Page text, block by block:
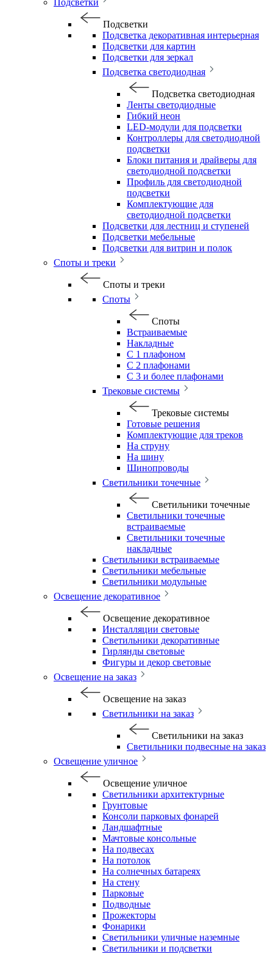
Подсветки
Подсветки
Подсветка декоративная интерьерная
Подсветки для картин
Подсветки для зеркал
Подсветка светодиодная
Подсветка светодиодная
Ленты светодиодные
Гибкий неон
LED-модули для подсветки
Контроллеры для светодиодной
подсветки
Блоки питания и драйверы для
светодиодной подсветки
Профиль для светодиодной
подсветки
Комплектующие для
светодиодной подсветки
Подсветки для лестниц и ступеней
Подсветки мебельные
Подсветки для витрин и полок
Споты и треки
Споты и треки
Споты
Споты
Встраиваемые
Накладные
С 1 плафоном
С 2 плафонами
С 3 и более плафонами
Трековые системы
Трековые системы
Готовые решения
Комплектующие для треков
На струну
На шину
Шинопроводы
Светильники точечные
Светильники точечные
Светильники точечные
встраиваемые
Светильники точечные
накладные
Светильники встраиваемые
Светильники мебельные
Светильники модульные
Освещение декоративное
Освещение декоративное
Инсталляции световые
Светильники декоративные
Гирлянды световые
Фигуры и декор световые
Освещение на заказ
Освещение на заказ
Светильники на заказ
Светильники на заказ
Светильники подвесные на заказ
Освещение уличное
Освещение уличное
Светильники архитектурные
Грунтовые
Консоли парковых фонарей
Ландшафтные
Мачтовые консольные
На подвесах
На потолок
На солнечных батареях
На стену
Парковые
Подводные
Прожекторы
Фонарики
Светильники уличные наземные
Светильники и подсветки